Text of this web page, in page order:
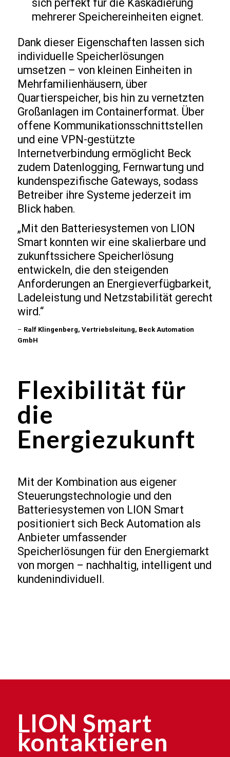
sich perfekt für die Kaskadierung
mehrerer Speichereinheiten eignet.
Dank dieser Eigenschaften lassen sich
individuelle Speicherlösungen
umsetzen – von kleinen Einheiten in
Mehrfamilienhäusern, über
Quartierspeicher, bis hin zu vernetzten
Großanlagen im Containerformat. Über
offene Kommunikationsschnittstellen
und eine VPN-gestützte
Internetverbindung ermöglicht Beck
zudem Datenlogging, Fernwartung und
kundenspezifische Gateways, sodass
Betreiber ihre Systeme jederzeit im
Blick haben.
„Mit den Batteriesystemen von LION
Smart konnten wir eine skalierbare und
zukunftssichere Speicherlösung
entwickeln, die den steigenden
Anforderungen an Energieverfügbarkeit,
Ladeleistung und Netzstabilität gerecht
wird.“
– Ralf Klingenberg, Vertriebsleitung, Beck Automation
GmbH
Flexibilität für
die
Energiezukunft
Mit der Kombination aus eigener
Steuerungstechnologie und den
Batteriesystemen von LION Smart
positioniert sich Beck Automation als
Anbieter umfassender
Speicherlösungen für den Energiemarkt
von morgen – nachhaltig, intelligent und
kundenindividuell.
LION Smart
kontaktieren